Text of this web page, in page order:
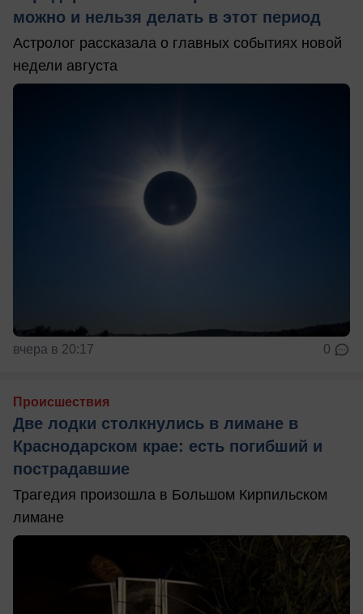
можно и нельзя делать в этот период
Астролог рассказала о главных событиях новой
недели августа
вчера в 20:17 0
Происшествия
Две лодки столкнулись в лимане в
Краснодарском крае: есть погибший и
пострадавшие
Трагедия произошла в Большом Кирпильском
лимане